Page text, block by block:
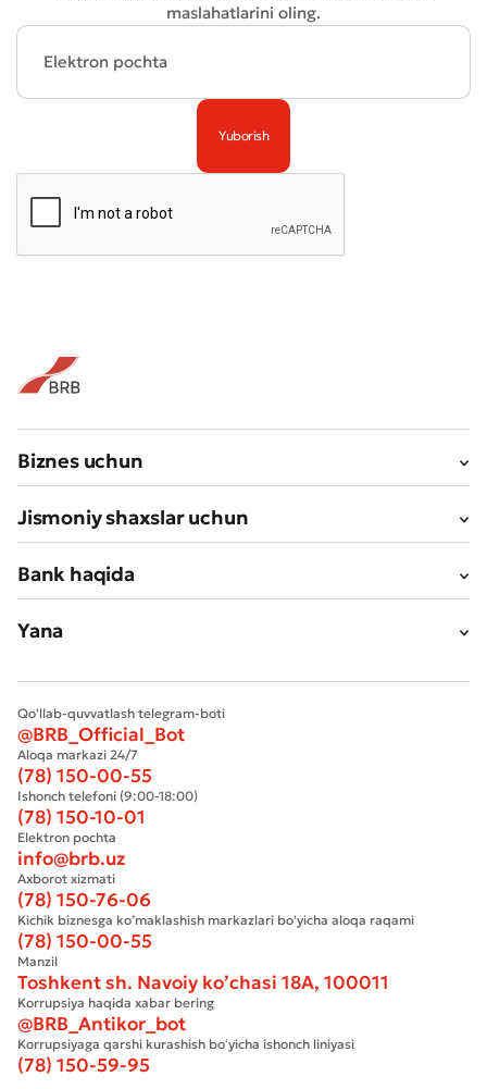
Yuborish
maslahatlarini oling.
Biznes uchun
Jismoniy shaxslar uchun
Bank haqida
Yana
Qo'llab-quvvatlash telegram-boti
@BRB_Official_Bot
Aloqa markazi 24/7
(78) 150-00-55
Ishonch telefoni (9:00-18:00)
(78) 150-10-01
Elektron pochta
info@brb.uz
Axborot xizmati
(78) 150-76-06
Kichik biznesga ko’maklashish markazlari bo'yicha aloqa raqami
(78) 150-00-55
Manzil
Toshkent sh. Navoiy ko’chasi 18А, 100011
Korrupsiya haqida xabar bering
@BRB_Antikor_bot
Korrupsiyaga qarshi kurashish boʻyicha ishonch liniyasi
(78) 150-59-95